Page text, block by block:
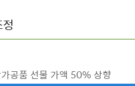
공품 선물 가액 50% 상향